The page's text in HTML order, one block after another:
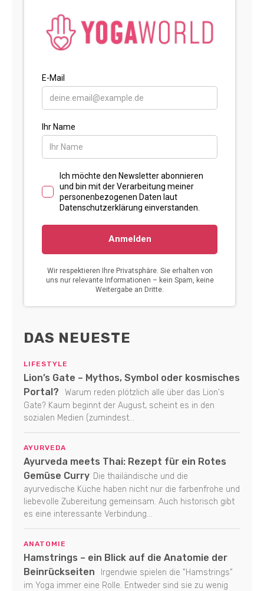
DAS NEUESTE
LIFESTYLE
Lion’s Gate – Mythos, Symbol oder kosmisches
Portal?
Warum reden plötzlich alle über das Lion's
Gate? Kaum beginnt der August, scheint es in den
sozialen Medien (zumindest...
AYURVEDA
Ayurveda meets Thai: Rezept für ein Rotes
Gemüse Curry Die thailändische und die
ayurvedische Küche haben nicht nur die farbenfrohe und
liebevolle Zubereitung gemeinsam. Auch historisch gibt
es eine interessante Verbindung...
ANATOMIE
Hamstrings – ein Blick auf die Anatomie der
Beinrückseiten
Irgendwie spielen die "Hamstrings"
im Yoga immer eine Rolle. Entweder sind sie zu wenig